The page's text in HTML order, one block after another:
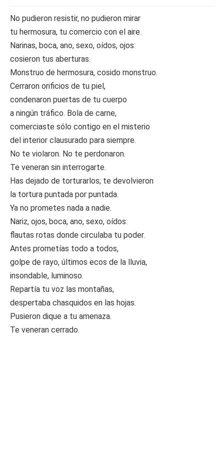
No pudieron resistir, no pudieron mirar
tu hermosura, tu comercio con el aire.
Narinas, boca, ano, sexo, oídos, ojos:
cosieron tus aberturas.
Monstruo de hermosura, cosido monstruo.
Cerraron orificios de tu piel,
condenaron puertas de tu cuerpo
a ningún tráfico. Bola de carne,
comerciaste sólo contigo en el misterio
del interior clausurado para siempre.
No te violaron. No te perdonaron.
Te veneran sin interrogarte.
Has dejado de torturarlos; te devolvieron
la tortura puntada por puntada.
Ya no prometes nada a nadie.
Nariz, ojos, boca, ano, sexo, oídos:
flautas rotas donde circulaba tu poder.
Antes prometías todo a todos,
golpe de rayo, últimos ecos de la lluvia,
insondable, luminoso.
Repartía tu voz las montañas,
despertaba chasquidos en las hojas.
Pusieron dique a tu amenaza.
Te veneran cerrado.